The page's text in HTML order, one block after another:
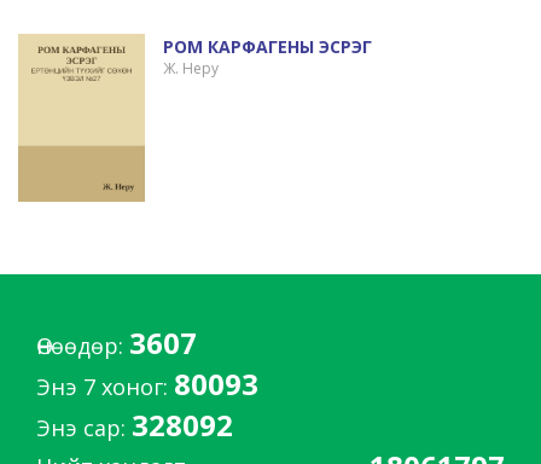
РОМ КАРФАГЕНЫ ЭСРЭГ
Ж. Неру
Өнөөдөр: 3607
Энэ 7 хоног: 80093
Энэ сар: 328092